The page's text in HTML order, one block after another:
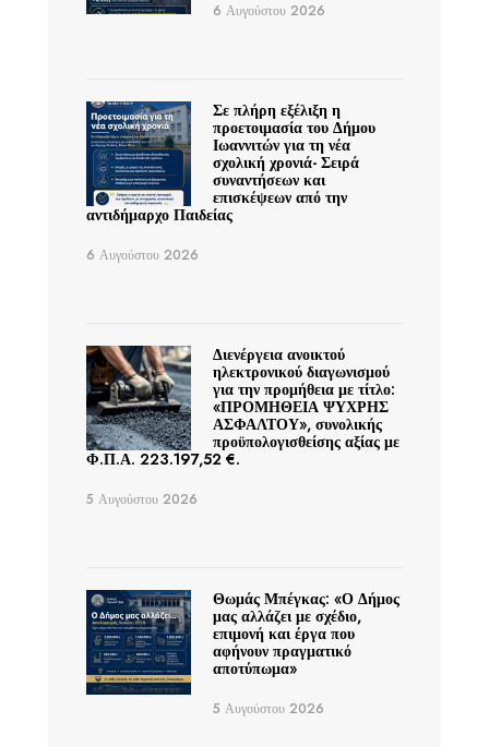
6 Αυγούστου 2026
Σε πλήρη εξέλιξη η
προετοιμασία του Δήμου
Ιωαννιτών για τη νέα
σχολική χρονιά- Σειρά
συναντήσεων και
επισκέψεων από την
αντιδήμαρχο Παιδείας
6 Αυγούστου 2026
Διενέργεια ανοικτού
ηλεκτρονικού διαγωνισμού
για την προμήθεια με τίτλο:
«ΠΡΟΜΗΘΕΙΑ ΨΥΧΡΗΣ
ΑΣΦΑΛΤΟΥ», συνολικής
προϋπολογισθείσης αξίας με
Φ.Π.Α. 223.197,52 €.
5 Αυγούστου 2026
Θωμάς Μπέγκας: «Ο Δήμος
μας αλλάζει με σχέδιο,
επιμονή και έργα που
αφήνουν πραγματικό
αποτύπωμα»
5 Αυγούστου 2026